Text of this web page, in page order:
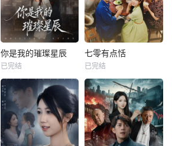
你是我的璀璨星辰
已完结
七零有点恬
已完结